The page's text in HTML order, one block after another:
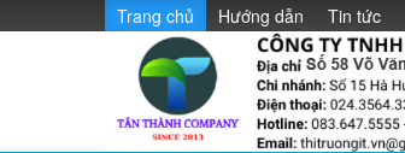
Trang chủ Hướng dẫn Tin tức